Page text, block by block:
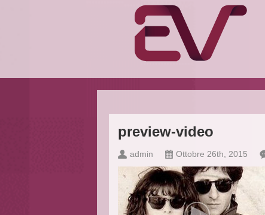
preview-video
admin Ottobre 26th, 2015